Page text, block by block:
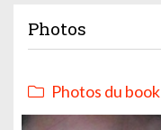
Photos
Photos du book